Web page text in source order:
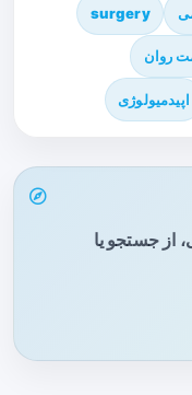
surgery
روان
اپیدمیولوژی
از جستجو یا